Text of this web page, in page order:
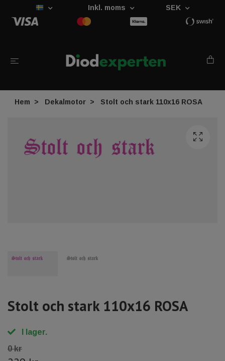
Inkl. moms SEK
Hem Dekalmotor Stolt och stark 110x16 ROSA
Stolt och stark 110x16 ROSA
I lager.
0 kr